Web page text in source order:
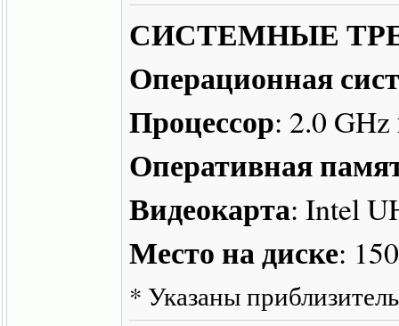
СИСТЕМНЫЕ
Операционная
Процессор: 2.0
Оперативная
Видеокарта: Intel
Место на диске:
* Указаны